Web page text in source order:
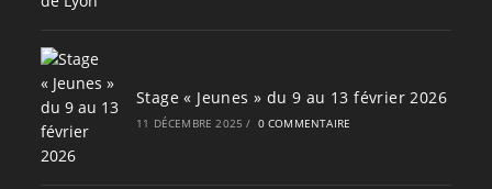
Stage « Jeunes » du 9 au 13 février 2026
11 DÉCEMBRE 2025 / 0 COMMENTAIRE